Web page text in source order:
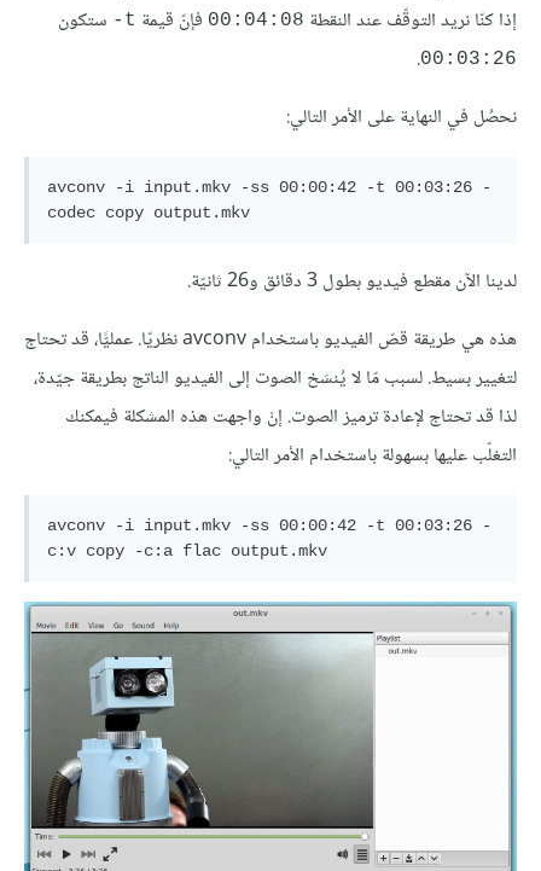
إذا كنّا نريد التوقّف عند النقطة 00:04:08 فإنّ قيمة ‎-t ستكون
00:03:26
.
نحصُل في النهاية على الأمر التالي:
avconv -i input.mkv -ss 00:00:42 -t 00:03:26 -
لدينا الآن مقطع فيديو بطول 3 دقائق و26 ثانيّة.
هذه هي طريقة قصّ الفيديو باستخدام avconv نظريّا. عمليًّا، قد تحتاج
لتغيير بسيط. لسبب مّا لا يُنسَخ الصوت إلى الفيديو الناتج بطريقة جيّدة،
لذا قد تحتاج لإعادة ترميز الصوت. إنْ واجهت هذه المشكلة فيمكنك
التغلّب عليها بسهولة باستخدام الأمر التالي:
avconv -i input.mkv -ss 00:00:42 -t 00:03:26 -